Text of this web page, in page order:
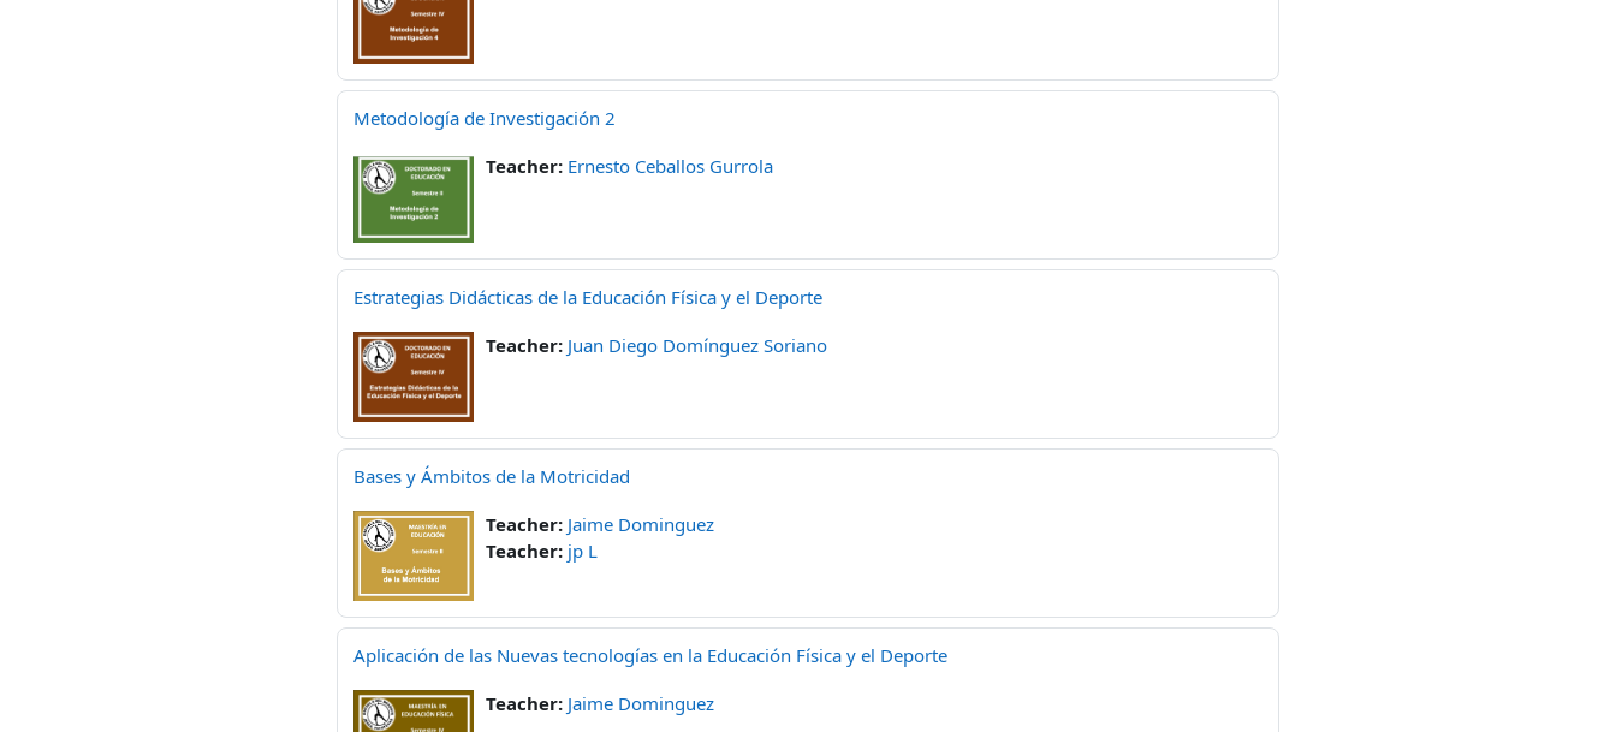
Metodología de Investigación 2
Teacher: Ernesto Ceballos Gurrola
Estrategias Didácticas de la Educación Física y el Deporte
Teacher: Juan Diego Domínguez Soriano
Bases y Ámbitos de la Motricidad
Teacher: Jaime Dominguez
Teacher: jp L
Aplicación de las Nuevas tecnologías en la Educación Física y el Deporte
Teacher: Jaime Dominguez